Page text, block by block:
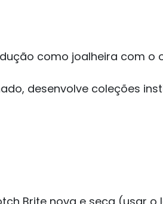
como joalheira com o
desenvolve coleções